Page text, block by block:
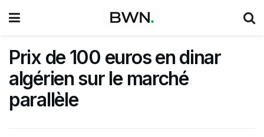
Prix de 100 euros en dinar
algérien sur le marché
parallèle